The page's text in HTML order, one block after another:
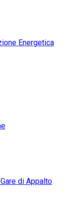
Energetica
di Appalto